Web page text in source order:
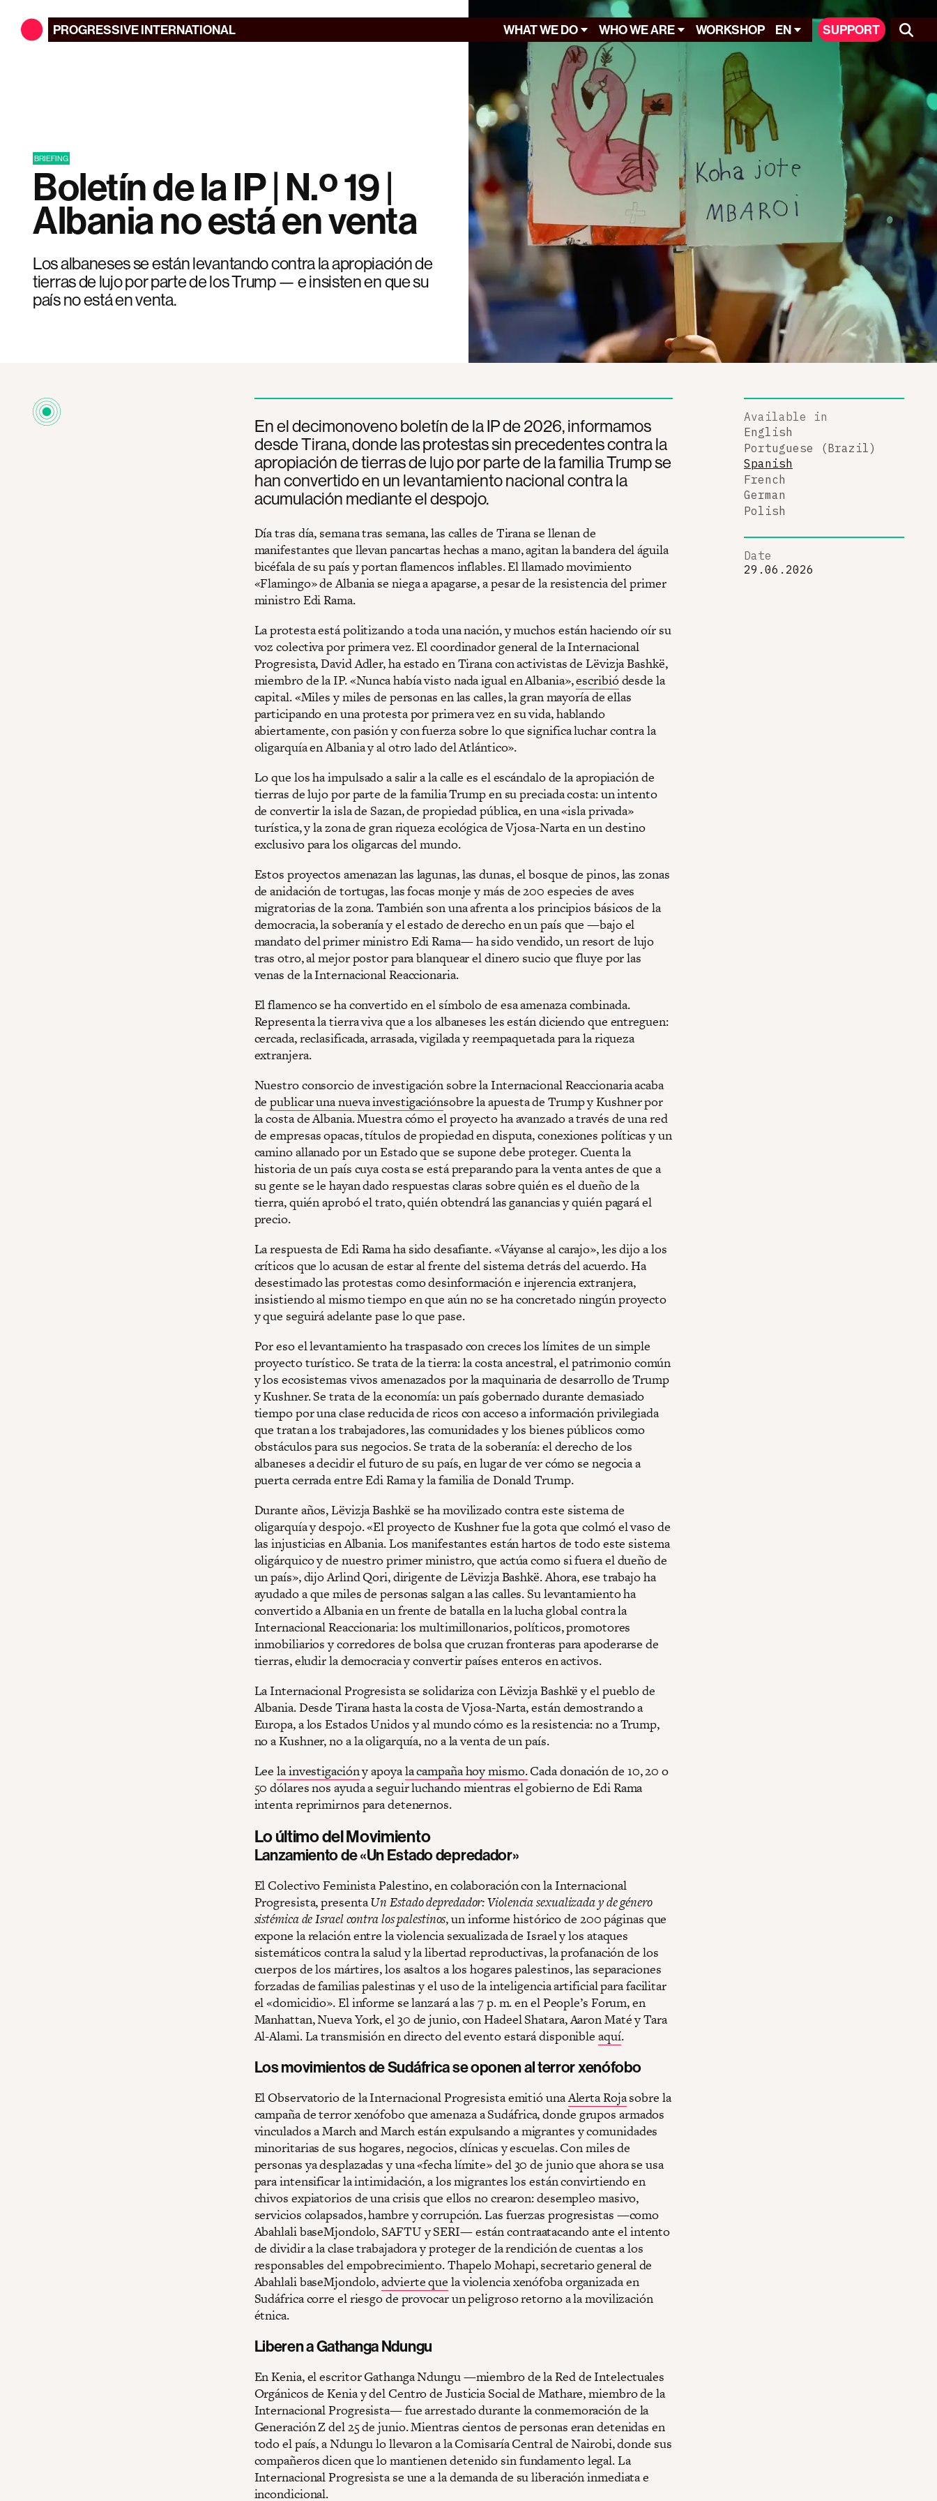
PROGRESSIVEINTERNATIONAL WHAT WE DO WHO WE ARE WORKSHOP EN SUPPORT
BRIEFING
Boletín de la IP | N.º 19 |
Albania no está en venta
Los albaneses se están levantando contra la apropiación de
tierras de lujo por parte de los Trump — e insisten en que su
país no está en venta.
En el decimonoveno boletín de la IP de 2026, informamos
desde Tirana, donde las protestas sin precedentes contra la
apropiación de tierras de lujo por parte de la familia Trump se
han convertido en un levantamiento nacional contra la
acumulación mediante el despojo.
Día tras día, semana tras semana, las calles de Tirana se llenan de
manifestantes que llevan pancartas hechas a mano, agitan la bandera del águila
bicéfala de su país y portan flamencos inflables. El llamado movimiento
«Flamingo» de Albania se niega a apagarse, a pesar de la resistencia del primer
ministro Edi Rama.
La protesta está politizando a toda una nación, y muchos están haciendo oír su
voz colectiva por primera vez. El coordinador general de la Internacional
Progresista, David Adler, ha estado en Tirana con activistas de Lëvizja Bashkë,
miembro de la IP. «Nunca había visto nada igual en Albania»,escribiódesde la
capital. «Miles y miles de personas en las calles, la gran mayoría de ellas
participando en una protesta por primera vez en su vida, hablando
abiertamente, con pasión y con fuerza sobre lo que significa luchar contra la
oligarquía en Albania y al otro lado del Atlántico».
Lo que los ha impulsado a salir a la calle es el escándalo de la apropiación de
tierras de lujo por parte de la familia Trump en su preciada costa: un intento
de convertir la isla de Sazan, de propiedad pública, en una «isla privada»
turística, y la zona de gran riqueza ecológica de Vjosa-Narta en un destino
exclusivo para los oligarcas del mundo.
Estos proyectos amenazan las lagunas, las dunas, el bosque de pinos, las zonas
de anidación de tortugas, las focas monje y más de 200 especies de aves
migratorias de la zona. También son una afrenta a los principios básicos de la
democracia, la soberanía y el estado de derecho en un país que —bajo el
mandato del primer ministro Edi Rama— ha sido vendido, un resort de lujo
tras otro, al mejor postor para blanquear el dinero sucio que fluye por las
venas de la Internacional Reaccionaria.
El flamenco se ha convertido en el símbolo de esa amenaza combinada.
Representa la tierra viva que a los albaneses les están diciendo que entreguen:
cercada, reclasificada, arrasada, vigilada y reempaquetada para la riqueza
extranjera.
Nuestro consorcio de investigación sobre la Internacional Reaccionaria acaba
depublicar una nueva investigaciónsobre la apuesta de Trump y Kushner por
la costa de Albania. Muestra cómo el proyecto ha avanzado a través de una red
de empresas opacas, títulos de propiedad en disputa, conexiones políticas y un
camino allanado por un Estado que se supone debe proteger. Cuenta la
historia de un país cuya costa se está preparando para la venta antes de que a
su gente se le hayan dado respuestas claras sobre quién es el dueño de la
tierra, quién aprobó el trato, quién obtendrá las ganancias y quién pagará el
precio.
La respuesta de Edi Rama ha sido desafiante. «Váyanse al carajo», les dijo a los
críticos que lo acusan de estar al frente del sistema detrás del acuerdo. Ha
desestimado las protestas como desinformación e injerencia extranjera,
insistiendo al mismo tiempo en que aún no se ha concretado ningún proyecto
y que seguirá adelante pase lo que pase.
Por eso el levantamiento ha traspasado con creces los límites de un simple
proyecto turístico. Se trata de la tierra: la costa ancestral, el patrimonio común
y los ecosistemas vivos amenazados por la maquinaria de desarrollo de Trump
y Kushner. Se trata de la economía: un país gobernado durante demasiado
tiempo por una clase reducida de ricos con acceso a información privilegiada
que tratan a los trabajadores, las comunidades y los bienes públicos como
obstáculos para sus negocios. Se trata de la soberanía: el derecho de los
albaneses a decidir el futuro de su país, en lugar de ver cómo se negocia a
puerta cerrada entre Edi Rama y la familia de Donald Trump.
Durante años, Lëvizja Bashkë se ha movilizado contra este sistema de
oligarquía y despojo. «El proyecto de Kushner fue la gota que colmó el vaso de
las injusticias en Albania. Los manifestantes están hartos de todo este sistema
oligárquico y de nuestro primer ministro, que actúa como si fuera el dueño de
un país», dijo Arlind Qori, dirigente de Lëvizja Bashkë. Ahora, ese trabajo ha
ayudado a que miles de personas salgan a las calles. Su levantamiento ha
convertido a Albania en un frente de batalla en la lucha global contra la
Internacional Reaccionaria: los multimillonarios, políticos, promotores
inmobiliarios y corredores de bolsa que cruzan fronteras para apoderarse de
tierras, eludir la democracia y convertir países enteros en activos.
La Internacional Progresista se solidariza con Lëvizja Bashkë y el pueblo de
Albania. Desde Tirana hasta la costa de Vjosa-Narta, están demostrando a
Europa, a los Estados Unidos y al mundo cómo es la resistencia: no a Trump,
no a Kushner, no a la oligarquía, no a la venta de un país.
Leela investigacióny apoyala campaña hoy mismo.Cada donación de 10, 20 o
50 dólares nos ayuda a seguir luchando mientras el gobierno de Edi Rama
intenta reprimirnos para detenernos.
Lo último del Movimiento
Lanzamiento de «Un Estado depredador»
El Colectivo Feminista Palestino, en colaboración con la Internacional
Progresista, presentaUn Estado depredador: Violencia sexualizada y de género
sistémica de Israel contra los palestinos, un informe histórico de 200 páginas que
expone la relación entre la violencia sexualizada de Israel y los ataques
sistemáticos contra la salud y la libertad reproductivas, la profanación de los
cuerpos de los mártires, los asaltos a los hogares palestinos, las separaciones
forzadas de familias palestinas y el uso de la inteligencia artificial para facilitar
el «domicidio». El informe se lanzará a las 7 p. m. en el People’s Forum, en
Manhattan, Nueva York, el 30 de junio, con Hadeel Shatara, Aaron Maté y Tara
Al-Alami. La transmisión en directo del evento estará disponible aquí.
Los movimientos de Sudáfrica se oponen al terror xenófobo
El Observatorio de la Internacional Progresista emitió unaAlerta Rojasobre la
campaña de terror xenófobo que amenaza a Sudáfrica, donde grupos armados
vinculados a March and March están expulsando a migrantes y comunidades
minoritarias de sus hogares, negocios, clínicas y escuelas. Con miles de
personas ya desplazadas y una «fecha límite» del 30 de junio que ahora se usa
para intensificar la intimidación, a los migrantes los están convirtiendo en
chivos expiatorios de una crisis que ellos no crearon: desempleo masivo,
servicios colapsados, hambre y corrupción. Las fuerzas progresistas —como
Abahlali baseMjondolo, SAFTU y SERI— están contraatacando ante el intento
de dividir a la clase trabajadora y proteger de la rendición de cuentas a los
responsables del empobrecimiento. Thapelo Mohapi, secretario general de
Abahlali baseMjondolo,advierte que la violencia xenófoba organizada en
Sudáfrica corre el riesgo de provocar un peligroso retorno a la movilización
étnica.
Liberen a Gathanga Ndungu
En Kenia, el escritor Gathanga Ndungu —miembro de la Red de Intelectuales
Orgánicos de Kenia y del Centro de Justicia Social de Mathare, miembro de la
Internacional Progresista— fue arrestado durante la conmemoración de la
Generación Z del 25 de junio. Mientras cientos de personas eran detenidas en
todo el país, a Ndungu lo llevaron a la Comisaría Central de Nairobi, donde sus
compañeros dicen que lo mantienen detenido sin fundamento legal. La
Internacional Progresista se une a la demanda de su liberación inmediata e
incondicional.
Available in
English
Portuguese (Brazil)
Spanish
French
German
Polish
Date
29.06.2026